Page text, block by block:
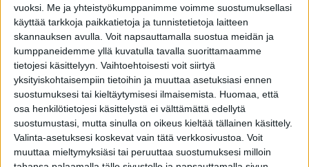
vuoksi. Me ja yhteistyökumppanimme voimme suostumuksellasi
käyttää tarkkoja paikkatietoja ja tunnistetietoja laitteen
skannauksen avulla. Voit napsauttamalla suostua meidän ja
kumppaneidemme yllä kuvatulla tavalla suorittamaamme
tietojesi käsittelyyn. Vaihtoehtoisesti voit siirtyä
yksityiskohtaisempiin tietoihin ja muuttaa asetuksiasi ennen
suostumuksesi tai kieltäytymisesi ilmaisemista. Huomaa, että
osa henkilötietojesi käsittelystä ei välttämättä edellytä
suostumustasi, mutta sinulla on oikeus kieltää tällainen käsittely.
Valinta-asetuksesi koskevat vain tätä verkkosivustoa. Voit
muuttaa mieltymyksiäsi tai peruuttaa suostumuksesi milloin
-Meidän on rohkaistava naisia etsimään apua jo
varhaisessa vaiheessa, kun vaihdevuosioireet
alkavat. On tarjottava vaihtoehtoja
tavanomaiselle hoidolle. Monet naiset
suhtautuvat epäilevästi hormonihoitoon ja
pidättäytyvät siksi kokonaan
vaihdevuosioireiden hoidosta, sanoo professori
Genazzani, Euroopan gynekologiyhdistyksen